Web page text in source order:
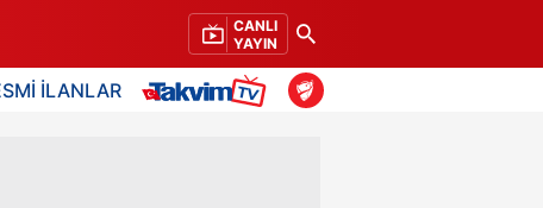
CANLI
YAYIN
İLANLAR